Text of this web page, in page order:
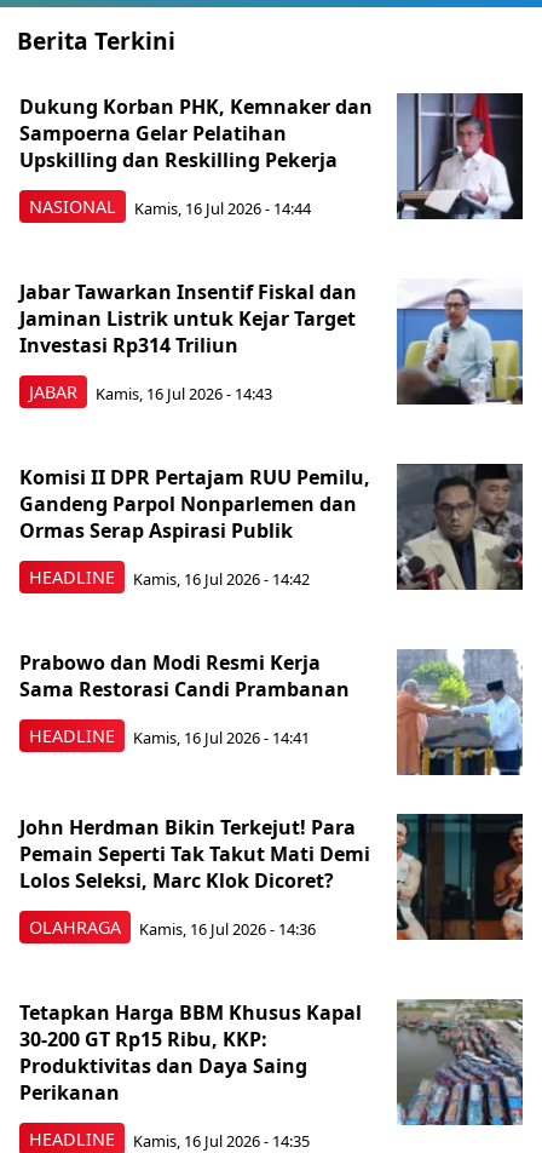
Berita Terkini
NASIONAL
Dukung Korban PHK, Kemnaker dan
Sampoerna Gelar Pelatihan
Upskilling dan Reskilling Pekerja
Kamis, 16 Jul 2026 - 14:44
JABAR
Jabar Tawarkan Insentif Fiskal dan
Jaminan Listrik untuk Kejar Target
Investasi Rp314 Triliun
Kamis, 16 Jul 2026 - 14:43
HEADLINE
Komisi II DPR Pertajam RUU Pemilu,
Gandeng Parpol Nonparlemen dan
Ormas Serap Aspirasi Publik
Kamis, 16 Jul 2026 - 14:42
HEADLINE
Prabowo dan Modi Resmi Kerja
Sama Restorasi Candi Prambanan
Kamis, 16 Jul 2026 - 14:41
OLAHRAGA
John Herdman Bikin Terkejut! Para
Pemain Seperti Tak Takut Mati Demi
Lolos Seleksi, Marc Klok Dicoret?
Kamis, 16 Jul 2026 - 14:36
HEADLINE
Tetapkan Harga BBM Khusus Kapal
30-200 GT Rp15 Ribu, KKP:
Produktivitas dan Daya Saing
Perikanan
Kamis, 16 Jul 2026 - 14:35